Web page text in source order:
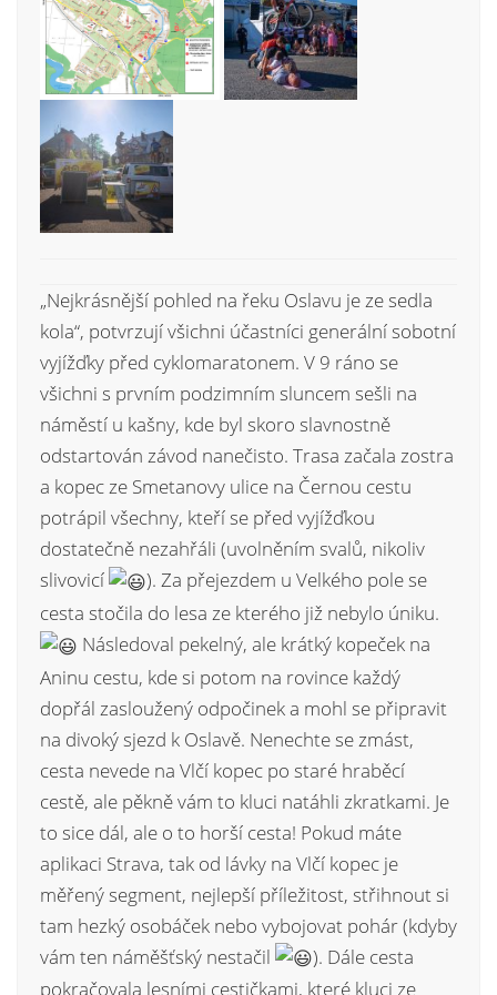
„Nejkrásnější pohled na řeku Oslavu je ze sedla
kola“, potvrzují všichni účastníci generální sobotní
vyjížďky před cyklomaratonem. V 9 ráno se
všichni s prvním podzimním sluncem sešli na
náměstí u kašny, kde byl skoro slavnostně
odstartován závod nanečisto. Trasa začala zostra
a kopec ze Smetanovy ulice na Černou cestu
potrápil všechny, kteří se před vyjížďkou
dostatečně nezahřáli (uvolněním svalů, nikoliv
slivovicí
). Za přejezdem u Velkého pole se
cesta stočila do lesa ze kterého již nebylo úniku.
Následoval pekelný, ale krátký kopeček na
Aninu cestu, kde si potom na rovince každý
dopřál zasloužený odpočinek a mohl se připravit
na divoký sjezd k Oslavě. Nenechte se zmást,
cesta nevede na Vlčí kopec po staré hraběcí
cestě, ale pěkně vám to kluci natáhli zkratkami. Je
to sice dál, ale o to horší cesta! Pokud máte
aplikaci Strava, tak od lávky na Vlčí kopec je
měřený segment, nejlepší příležitost, střihnout si
tam hezký osobáček nebo vybojovat pohár (kdyby
vám ten náměšťský nestačil
). Dále cesta
pokračovala lesními cestičkami, které kluci ze